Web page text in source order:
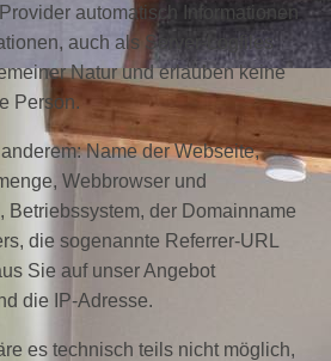
automatisch Informationen
auch als Server-Logfiles
Natur und erlauben keine
Person.
Name der Webseite,
Webbrowser und
Betriebssystem, der Domainname
die sogenannte Referrer-URL
Sie auf unser Angebot
die IP-Adresse.
es technisch teils nicht möglich,